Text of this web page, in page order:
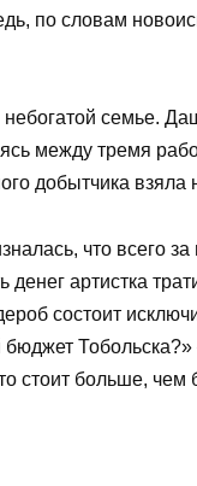
по словам
семье.
между тремя
добытчика взяла
что всего
денег артистка
состоит
стоит больше,